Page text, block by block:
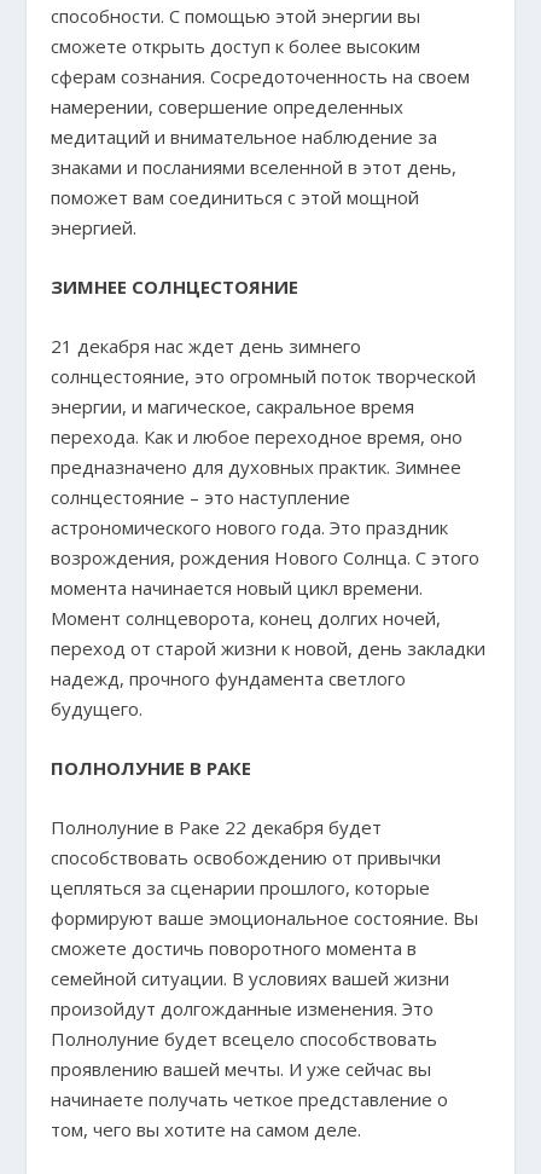
способности. С помощью этой энергии вы
сможете открыть доступ к более высоким
сферам сознания. Сосредоточенность на своем
намерении, совершение определенных
медитаций и внимательное наблюдение за
знаками и посланиями вселенной в этот день,
поможет вам соединиться с этой мощной
энергией.
ЗИМНЕЕ СОЛНЦЕСТОЯНИЕ
21 декабря нас ждет день зимнего
солнцестояние, это огромный поток творческой
энергии, и магическое, сакральное время
перехода. Как и любое переходное время, оно
предназначено для духовных практик. Зимнее
солнцестояние – это наступление
астрономического нового года. Это праздник
возрождения, рождения Нового Солнца. С этого
момента начинается новый цикл времени.
Момент солнцеворота, конец долгих ночей,
переход от старой жизни к новой, день закладки
надежд, прочного фундамента светлого
будущего.
ПОЛНОЛУНИЕ В РАКЕ
Полнолуние в Раке 22 декабря будет
способствовать освобождению от привычки
цепляться за сценарии прошлого, которые
формируют ваше эмоциональное состояние. Вы
сможете достичь поворотного момента в
семейной ситуации. В условиях вашей жизни
произойдут долгожданные изменения. Это
Полнолуние будет всецело способствовать
проявлению вашей мечты. И уже сейчас вы
начинаете получать четкое представление о
том, чего вы хотите на самом деле.